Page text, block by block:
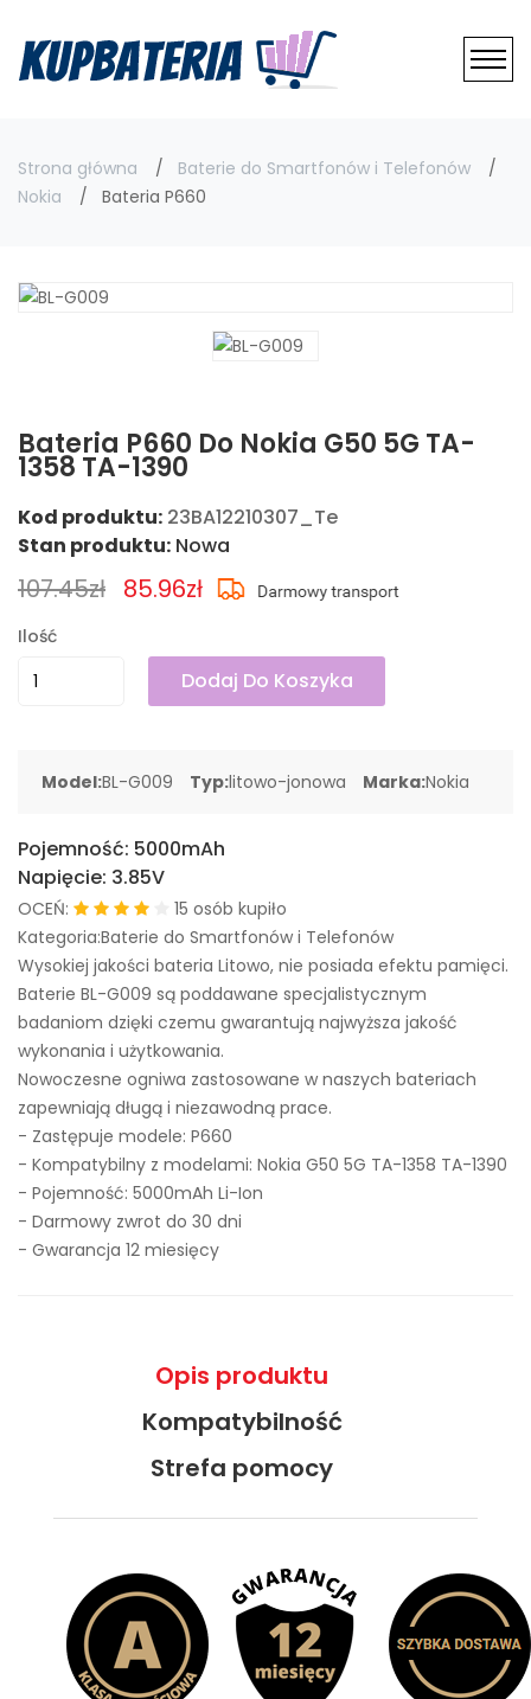
Strona główna
Baterie do Smartfonów i Telefonów
Nokia
Bateria P660
Bateria P660 Do Nokia G50 5G TA-
1358 TA-1390
Kod produktu: 23BA12210307_Te
Stan produktu: Nowa
107.45zł 85.96zł
Ilość
Dodaj Do Koszyka
Model:BL-G009 Typ:litowo-jonowa Marka:Nokia
Pojemność: 5000mAh
Napięcie: 3.85V
OCEŃ:
15 osób kupiło
Kategoria:Baterie do Smartfonów i Telefonów
Wysokiej jakości bateria Litowo, nie posiada efektu pamięci.
Baterie BL-G009 są poddawane specjalistycznym
badaniom dzięki czemu gwarantują najwyższa jakość
wykonania i użytkowania.
Nowoczesne ogniwa zastosowane w naszych bateriach
zapewniają długą i niezawodną prace.
- Zastępuje modele: P660
- Kompatybilny z modelami: Nokia G50 5G TA-1358 TA-1390
- Pojemność: 5000mAh Li-Ion
- Darmowy zwrot do 30 dni
- Gwarancja 12 miesięcy
Opis produktu
Kompatybilność
Strefa pomocy